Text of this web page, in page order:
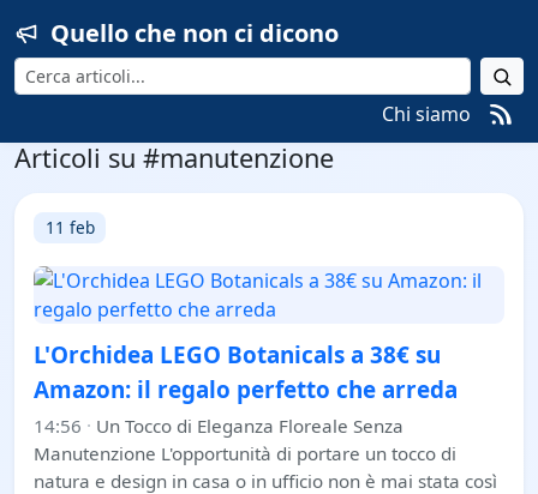
Quello che non ci dicono
Cerca
Chi siamo
Articoli su #manutenzione
11 feb
L'Orchidea LEGO Botanicals a 38€ su
Amazon: il regalo perfetto che arreda
14:56 · Un Tocco di Eleganza Floreale Senza
Manutenzione L'opportunità di portare un tocco di
natura e design in casa o in ufficio non è mai stata così